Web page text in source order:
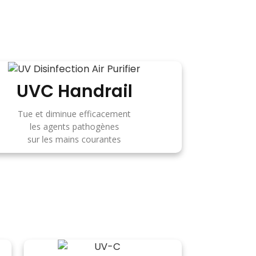
UVC Handrail
Tue et diminue efficacement
les agents pathogènes
sur les mains courantes